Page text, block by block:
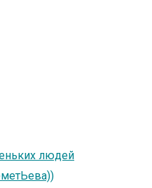
людей